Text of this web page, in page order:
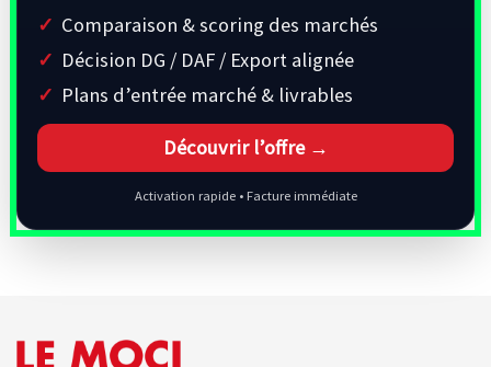
Comparaison & scoring des marchés
Décision DG / DAF / Export alignée
Plans d’entrée marché & livrables
Découvrir l’offre →
Activation rapide • Facture immédiate